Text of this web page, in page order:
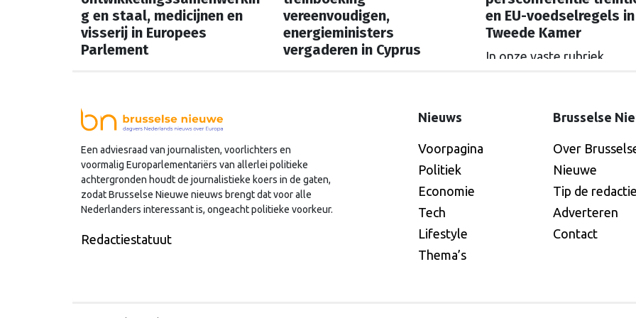
g en staal, medicijnen en
visserij in Europees
Parlement
ochtend welke Nederlandse
hoofdrolspelers vandaag actief
zijn. Wie spreekt waar in Brussel
of Straatsburg, en wat staat er in
Nederland op de agenda?
vereenvoudigen,
energieministers
vergaderen in Cyprus
ochtend welke Nederlandse
zijn. Wie spreekt waar in Brussel
of Straatsburg, en wat staat er in
Nederland op de agenda?
en EU-voedselregels in
Tweede Kamer
In onze vaste rubriek
hoofdrolspelers vandaag
of Straatsburg, en wat
Nederland op de agenda?
Een adviesraad van journalisten, voorlichters en
voormalig Europarlementariërs van allerlei politieke
achtergronden houdt de journalistieke koers in de gaten,
zodat Brusselse Nieuwe nieuws brengt dat voor alle
Nederlanders interessant is, ongeacht politieke voorkeur.
Redactiestatuut
Nieuws
Voorpagina
Politiek
Economie
Tech
Lifestyle
Thema’s
Brusselse
Over
Nieuwe
Tip de redactie
Adverteren
Contact